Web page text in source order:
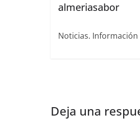
almeriasabor
Noticias.
Deja una